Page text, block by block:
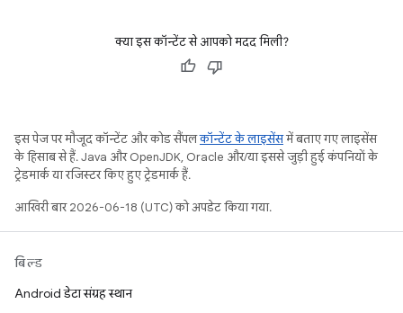
क्या इस कॉन्टेंट से आपको मदद मिली?
इस पेज पर मौजूद कॉन्टेंट और कोड सैंपलकॉन्टेंट के लाइसेंसमें बताए गए लाइसेंस
के हिसाब से हैं. Java और OpenJDK, Oracle और/या इससे जुड़ी हुई कंपनियों के
ट्रेडमार्क या रजिस्टर किए हुए ट्रेडमार्क हैं.
आखिरी बार 2026-06-18 (UTC) को अपडेट किया गया.
बिल्ड
Android डेटा संग्रह स्थान